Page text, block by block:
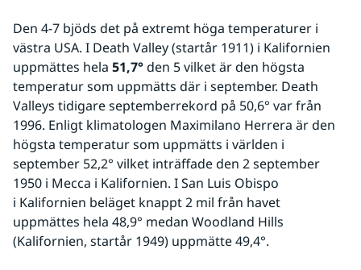
Den 4-7 bjöds det på extremt höga temperaturer i
västra USA. I Death Valley (startår 1911) i Kalifornien
uppmättes hela 51,7° den 5 vilket är den högsta
temperatur som uppmätts där i september. Death
Valleys tidigare septemberrekord på 50,6° var från
1996. Enligt klimatologen Maximilano Herrera är den
högsta temperatur som uppmätts i världen i
september 52,2° vilket inträffade den 2 september
1950 i Mecca i Kalifornien. I San Luis Obispo
i Kalifornien beläget knappt 2 mil från havet
uppmättes hela 48,9° medan Woodland Hills
(Kalifornien, startår 1949) uppmätte 49,4°.